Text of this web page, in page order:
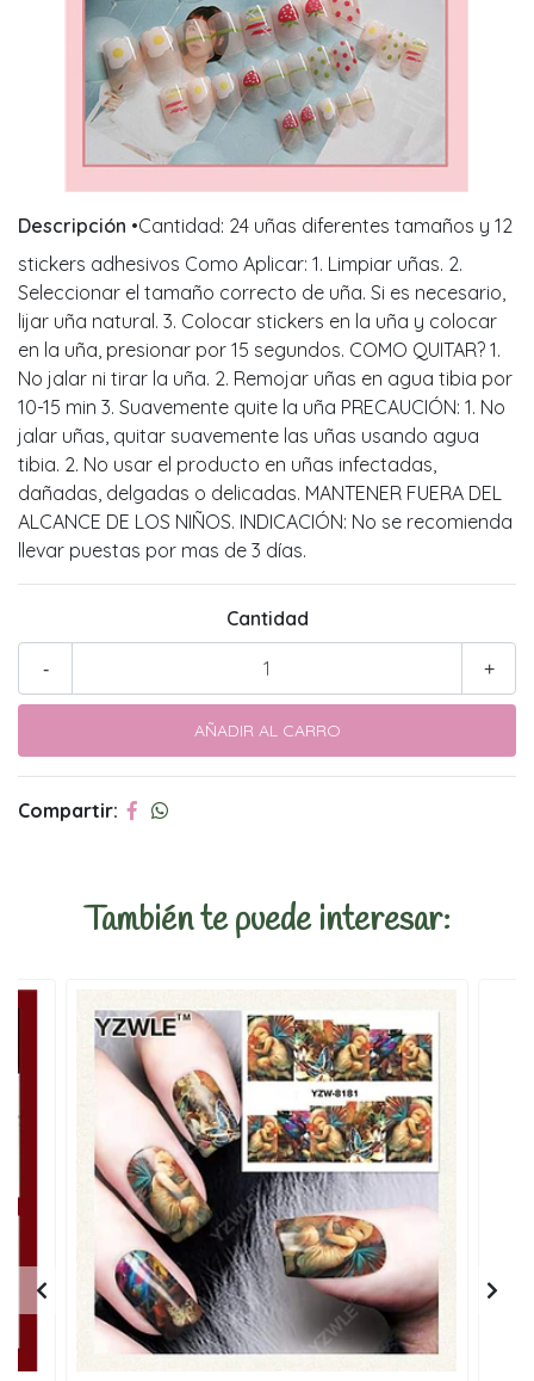
Descripción •Cantidad: 24 uñas diferentes tamaños y 12
stickers adhesivos Como Aplicar: 1. Limpiar uñas. 2.
Seleccionar el tamaño correcto de uña. Si es necesario,
lijar uña natural. 3. Colocar stickers en la uña y colocar
en la uña, presionar por 15 segundos. COMO QUITAR? 1.
No jalar ni tirar la uña. 2. Remojar uñas en agua tibia por
10-15 min 3. Suavemente quite la uña PRECAUCIÓN: 1. No
jalar uñas, quitar suavemente las uñas usando agua
tibia. 2. No usar el producto en uñas infectadas,
dañadas, delgadas o delicadas. MANTENER FUERA DEL
ALCANCE DE LOS NIÑOS. INDICACIÓN: No se recomienda
llevar puestas por mas de 3 días.
Cantidad
+
-
Compartir:
También te puede interesar: